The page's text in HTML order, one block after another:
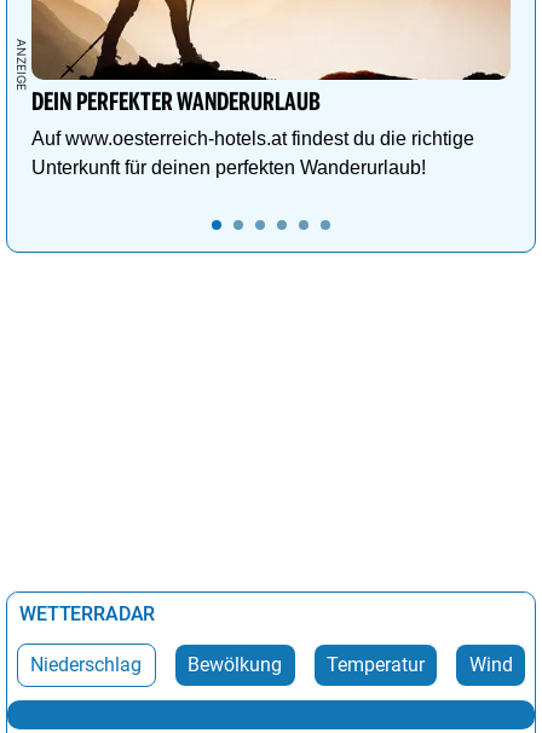
DEIN PERFEKTER WANDERURLAUB
Auf www.oesterreich-hotels.at findest du die richtige
Unterkunft für deinen perfekten Wanderurlaub!
WETTERRADAR
Niederschlag Bewölkung Temperatur Wind